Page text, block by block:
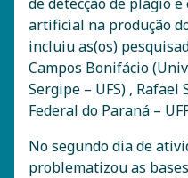
artificial na produção
incluiu as(os)
Campos Bonifácio
Sergipe – UFS) ,
Federal do Paraná –
No segundo dia de
problematizou as